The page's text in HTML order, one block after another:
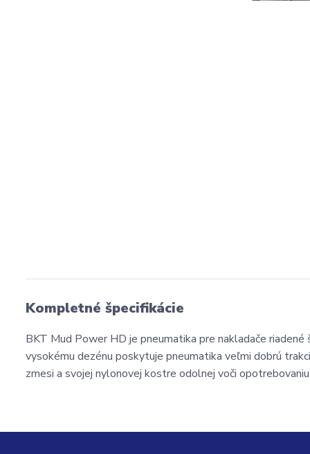
Kompletné špecifikácie
BKT Mud Power HD je pneumatika pre nakladače
vysokému dezénu poskytuje pneumatika veľmi dobrú
zmesi a svojej nylonovej kostre odolnej voči